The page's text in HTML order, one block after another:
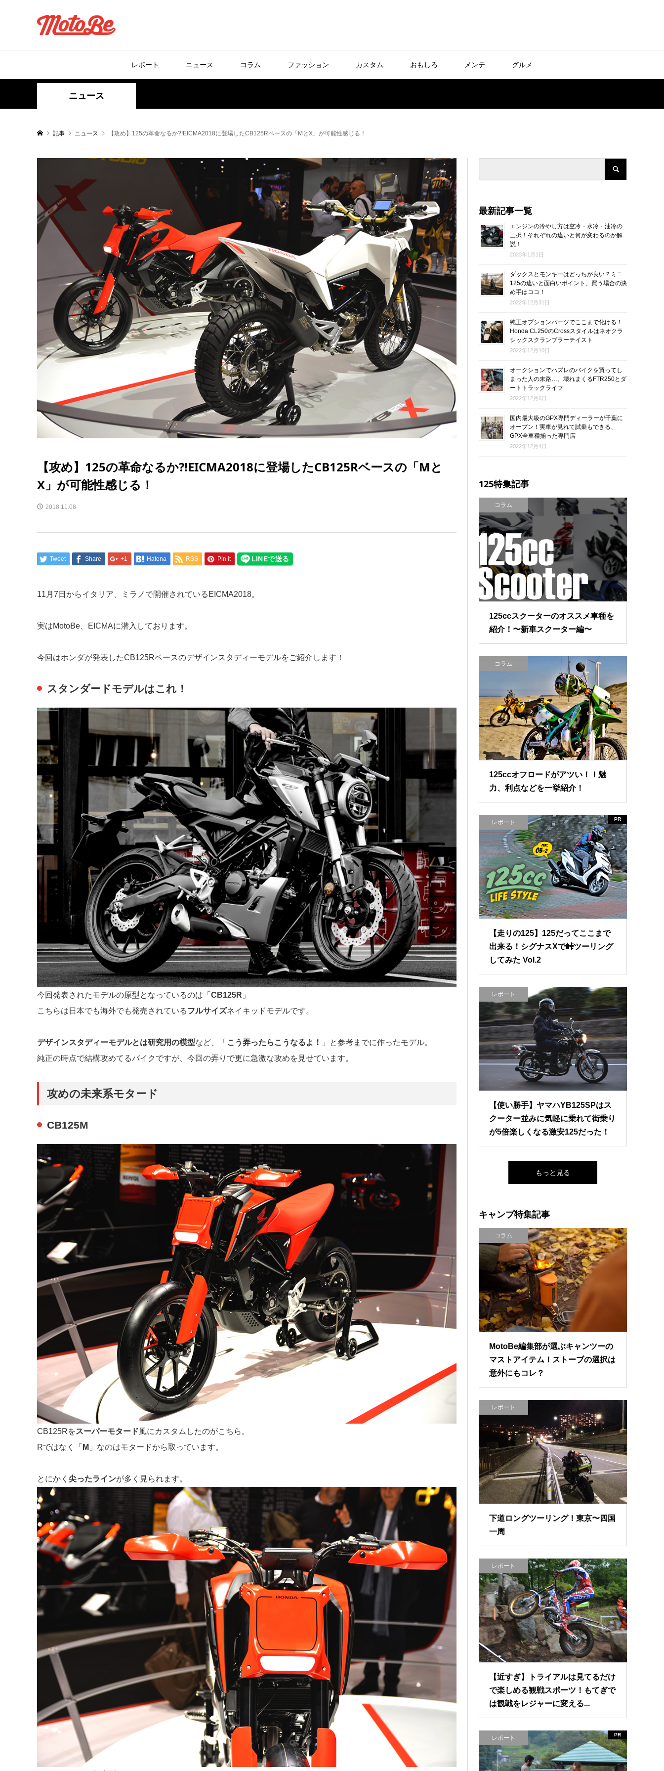
レポート ニュース コラム ファッション カスタム おもしろ メンテ グルメ
ニュース
記事 ニュース 【攻め】125の革命なるか?!EICMA2018に登場したCB125Rベースの「MとX」が可能性感じる！
【攻め】125の革命なるか?!EICMA2018に登場したCB125Rベースの「Mと
X」が可能性感じる！
2018.11.08
Tweet Share +1 Hatena RSS Pin it
11月7日からイタリア、ミラノで開催されているEICMA2018。
実はMotoBe、EICMAに潜入しております。
今回はホンダが発表したCB125Rベースのデザインスタディーモデルをご紹介します！
スタンダードモデルはこれ！
今回発表されたモデルの原型となっているのは「 CB125R 」
こちらは日本でも海外でも発売されているフルサイズネイキッドモデルです。
デザインスタディーモデルとは研究用の模型など、「 こう弄ったらこうなるよ！
」と参考までに作ったモデル。
純正の時点で結構攻めてるバイクですが、今回の弄りで更に急激な攻めを見せています。
攻めの未来系モタード
CB125M
CB125Rをスーパーモタード風にカスタムしたのがこちら。
Rではなく「 M 」なのはモタードから取っています。
とにかく 尖ったラインが多く見られます。
最新記事一覧
エンジンの冷やし方は空冷・水冷・油冷の
三択！それぞれの違いと何が変わるのか解
説！
2023年1月1日
ダックスとモンキーはどっちが良い？ミニ
125の違いと面白いポイント、買う場合の決
め手はココ！
2022年12月31日
純正オプションパーツでここまで化ける！
Honda CL250のCrossスタイルはネオクラ
シックスクランブラーテイスト
2022年12月10日
オークションでハズレのバイクを買ってし
まった人の末路…。壊れまくるFTR250とダ
ートトラックライフ
2022年12月6日
国内最大級のGPX専門ディーラーが千葉に
オープン！実車が見れて試乗もできる、
GPX全車種揃った専門店
2022年12月4日
125特集記事
コラム
125ccスクーターのオススメ車種を
紹介！〜新車スクーター編〜
コラム
125ccオフロードがアツい！！魅
力、利点などを一挙紹介！
レポート PR
【走りの125】125だってここまで
出来る！シグナスXで峠ツーリング
してみた Vol.2
レポート
【使い勝手】ヤマハYB125SPはス
クーター並みに気軽に乗れて街乗り
が5倍楽しくなる激安125だった！
もっと見る
キャンプ特集記事
コラム
MotoBe編集部が選ぶキャンツーの
マストアイテム！ストーブの選択は
意外にもコレ？
レポート
下道ロングツーリング！東京〜四国
一周
レポート
【近すぎ】トライアルは見てるだけ
で楽しめる観戦スポーツ！もてぎで
は観戦をレジャーに変える...
レポート PR